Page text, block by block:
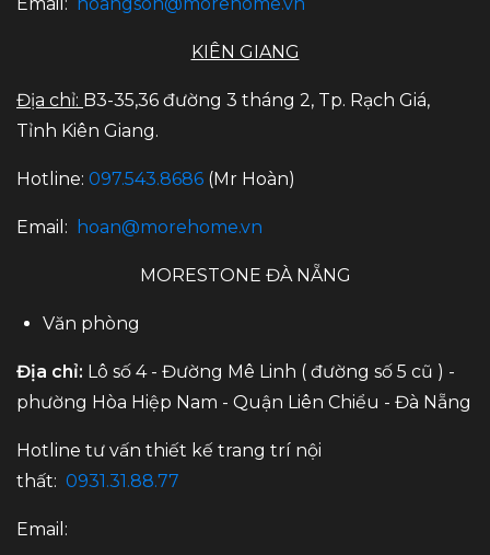
KIÊN GIANG
Địa chỉ: B3-35,36 đường 3 tháng 2, Tp. Rạch Giá,
Tỉnh Kiên Giang.
Hotline: 097.543.8686 (Mr Hoàn)
Email: hoan@morehome.vn
MORESTONE ĐÀ NẴNG
Văn phòng
Địa chỉ: Lô số 4 - Đường Mê Linh ( đường số 5 cũ ) -
phường Hòa Hiệp Nam - Quận Liên Chiểu - Đà Nẵng
Hotline tư vấn thiết kế trang trí nội
thất: 0931.31.88.77
Email: